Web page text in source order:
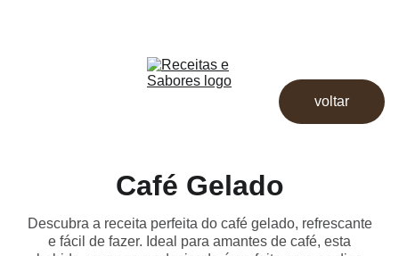
voltar
Café Gelado
Descubra a receita perfeita do café gelado, refrescante
e fácil de fazer. Ideal para amantes de café, esta